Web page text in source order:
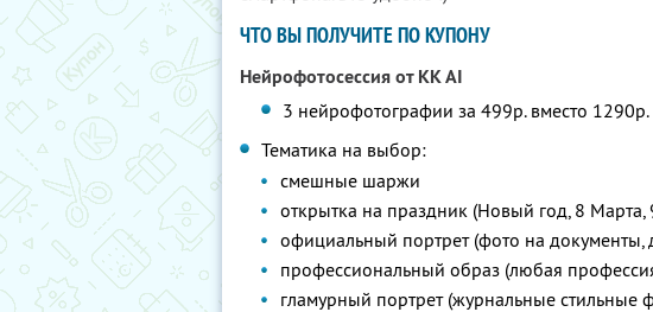
ЧТО ВЫ ПОЛУЧИТЕ ПО КУПОНУ
Нейрофотосессия от KK AI
3 нейрофотографии за 499р. вместо 1290р.
Тематика на выбор:
смешные шаржи
открытка на праздник (Новый год, 8 Марта,
официальный портрет (фото на документы,
профессиональный образ (любая
гламурный портрет (журнальные стильные